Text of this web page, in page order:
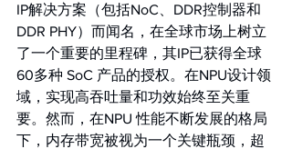
IP解决方案（包括NoC、DDR控制器和
DDR PHY）而闻名，在全球市场上树立
了一个重要的里程碑，其IP已获得全球
60多种 SoC 产品的授权。在NPU设计领
域，实现高吞吐量和功效始终至关重
要。然而，在NPU 性能不断发展的格局
下，内存带宽被视为一个关键瓶颈，超